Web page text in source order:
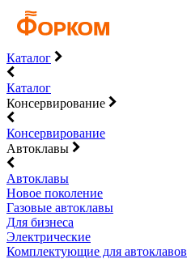
Каталог
Каталог
Консервирование
Консервирование
Автоклавы
Автоклавы
Новое поколение
Газовые автоклавы
Для бизнеса
Электрические
Комплектующие для автоклавов